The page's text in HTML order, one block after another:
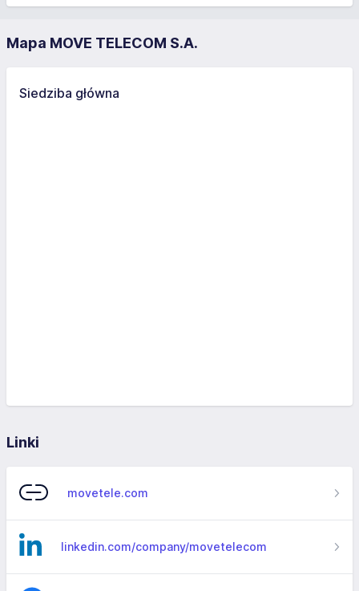
Mapa MOVE TELECOM S.A.
Siedziba główna
Linki
movetele.com
linkedin.com/company/movetelecom